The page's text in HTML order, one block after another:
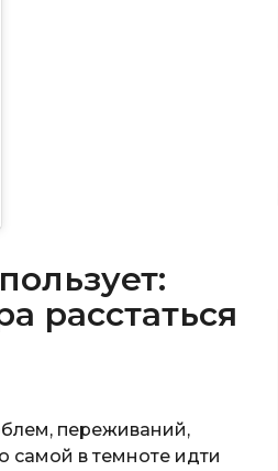
расстаться
переживаний,
самой в темноте идти